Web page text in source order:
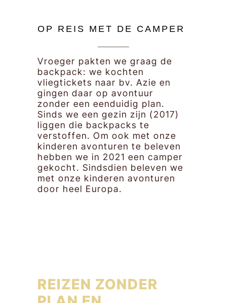
OP REIS MET DE CAMPER
Vroeger pakten we graag de
backpack: we kochten
vliegtickets naar bv. Azie en
gingen daar op avontuur
zonder een eenduidig plan.
Sinds we een gezin zijn (2017)
liggen die backpacks te
verstoffen. Om ook met onze
kinderen avonturen te beleven
hebben we in 2021 een camper
gekocht. Sindsdien beleven we
met onze kinderen avonturen
door heel Europa.
REIZEN ZONDER